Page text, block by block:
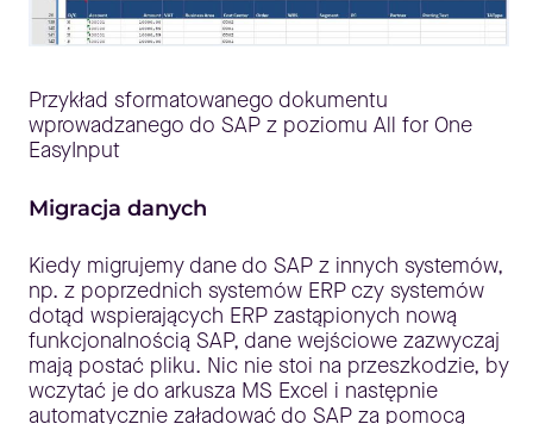
Przykład sformatowanego dokumentu
wprowadzanego do SAP z poziomu All for One
EasyInput
Migracja danych
Kiedy migrujemy dane do SAP z innych systemów,
np. z poprzednich systemów ERP czy systemów
dotąd wspierających ERP zastąpionych nową
funkcjonalnością SAP, dane wejściowe zazwyczaj
mają postać pliku. Nic nie stoi na przeszkodzie, by
wczytać je do arkusza MS Excel i następnie
automatycznie załadować do SAP za pomocą